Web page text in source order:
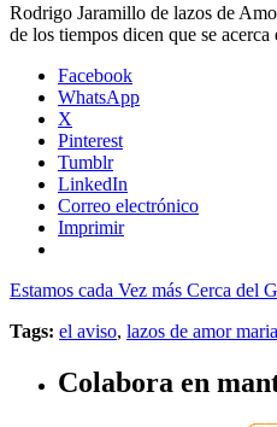
Rodrigo Jaramillo de lazos de
de los tiempos dicen que se
Facebook
WhatsApp
X
Pinterest
Tumblr
LinkedIn
Correo electrónico
Imprimir
Estamos cada Vez más Cerca del
Tags: el aviso, lazos de amor
Colabora en